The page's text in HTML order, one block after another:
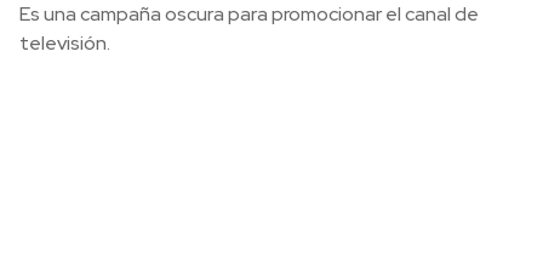
Es una campaña oscura para promocionar el canal de
televisión.